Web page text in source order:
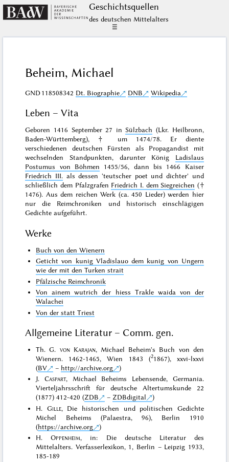
Geschichts­quellen
des deutschen Mittelalters
☰
Beheim, Michael
GND118508342 Dt. Biographie DNB Wikipedia
Leben – Vita
Geboren 1416 September 27 inSülzbach (Lkr. Heilbronn,
Baden-Württemberg), † um 1474/78. Er diente
verschiedenen deutschen Fürsten als Propagandist mit
wechselnden Standpunkten, darunter König Ladislaus
Postumus von Böhmen 1455/56, dann bis 1466 Kaiser
Friedrich III.als dessen 'teutscher poet und dichter' und
schließlich dem Pfalzgrafen Friedrich I. dem Siegreichen (†
1476). Aus dem reichen Werk (ca. 450 Lieder) werden hier
nur die Reimchroniken und historisch einschlägigen
Gedichte aufgeführt.
Werke
Buch von den Wienern
Geticht von kunig Vladislauo dem kunig von Ungern
wie der mit den Turken strait
Pfälzische Reimchronik
Von ainem wutrich der hiess Trakle waida von der
Walachei
Von der statt Triest
Allgemeine Literatur – Comm. gen.
Th. G. von Karajan, Michael Beheim's Buch von den
Wienern. 1462-1465, Wien 1843 (21867), xxvi-lxxvi
(BV – http://archive.org
)
J. Caspart, Michael Beheims Lebensende, Germania.
Vierteljahrsschrift für deutsche Altertumskunde 22
(1877) 412-420 (ZDB –ZDBdigital
)
H. Gille, Die historischen und politischen Gedichte
Michel Beheims (Palaestra, 96), Berlin 1910
(https://archive.org
)
H.Oppenheim, in: Die deutsche Literatur des
Mittelalters. Verfasserlexikon, 1, Berlin – Leipzig 1933,
185-189